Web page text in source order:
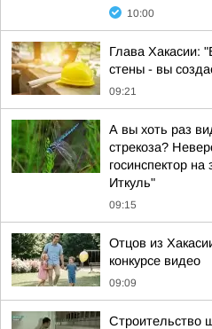
10:00
Глава Хакасии:
стены - вы
09:21
А вы хоть раз
стрекоза?
госинспектор
Иткуль"
09:15
Отцов из
конкурсе видео
09:09
Строительство